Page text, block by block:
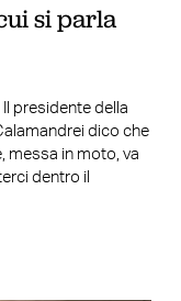
si parla
Il presidente della
dico che
messa in moto, va
dentro il